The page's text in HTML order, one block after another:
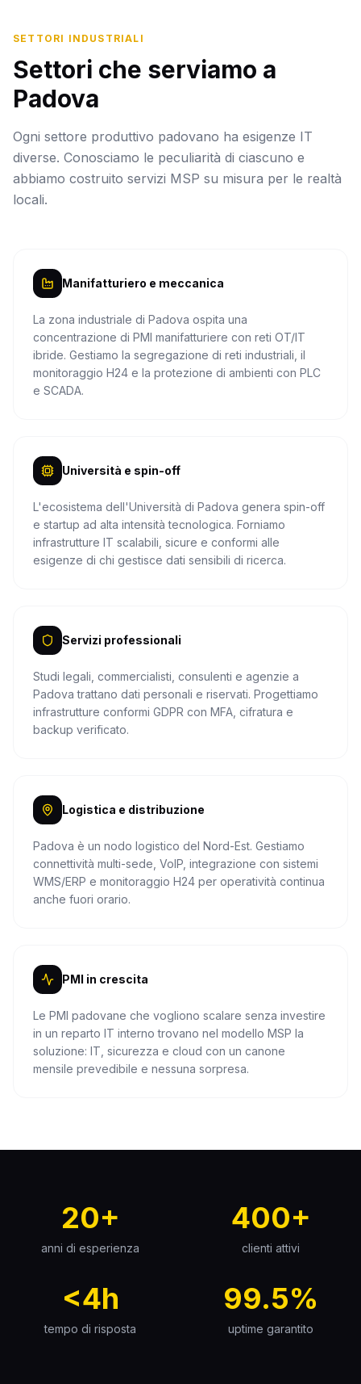
SETTORI INDUSTRIALI
Settori che serviamo a
Padova
Ogni settore produttivo padovano ha esigenze IT
diverse. Conosciamo le peculiarità di ciascuno e
abbiamo costruito servizi MSP su misura per le realtà
locali.
Manifatturiero e meccanica
La zona industriale di Padova ospita una
concentrazione di PMI manifatturiere con reti OT/IT
ibride. Gestiamo la segregazione di reti industriali, il
monitoraggio H24 e la protezione di ambienti con PLC
e SCADA.
Università e spin-off
L'ecosistema dell'Università di Padova genera spin-off
e startup ad alta intensità tecnologica. Forniamo
infrastrutture IT scalabili, sicure e conformi alle
esigenze di chi gestisce dati sensibili di ricerca.
Servizi professionali
Studi legali, commercialisti, consulenti e agenzie a
Padova trattano dati personali e riservati. Progettiamo
infrastrutture conformi GDPR con MFA, cifratura e
backup verificato.
Logistica e distribuzione
Padova è un nodo logistico del Nord-Est. Gestiamo
connettività multi-sede, VoIP, integrazione con sistemi
WMS/ERP e monitoraggio H24 per operatività continua
anche fuori orario.
PMI in crescita
Le PMI padovane che vogliono scalare senza investire
in un reparto IT interno trovano nel modello MSP la
soluzione: IT, sicurezza e cloud con un canone
mensile prevedibile e nessuna sorpresa.
20+
anni di esperienza
400+
clienti attivi
<4h
tempo di risposta
99.5%
uptime garantito